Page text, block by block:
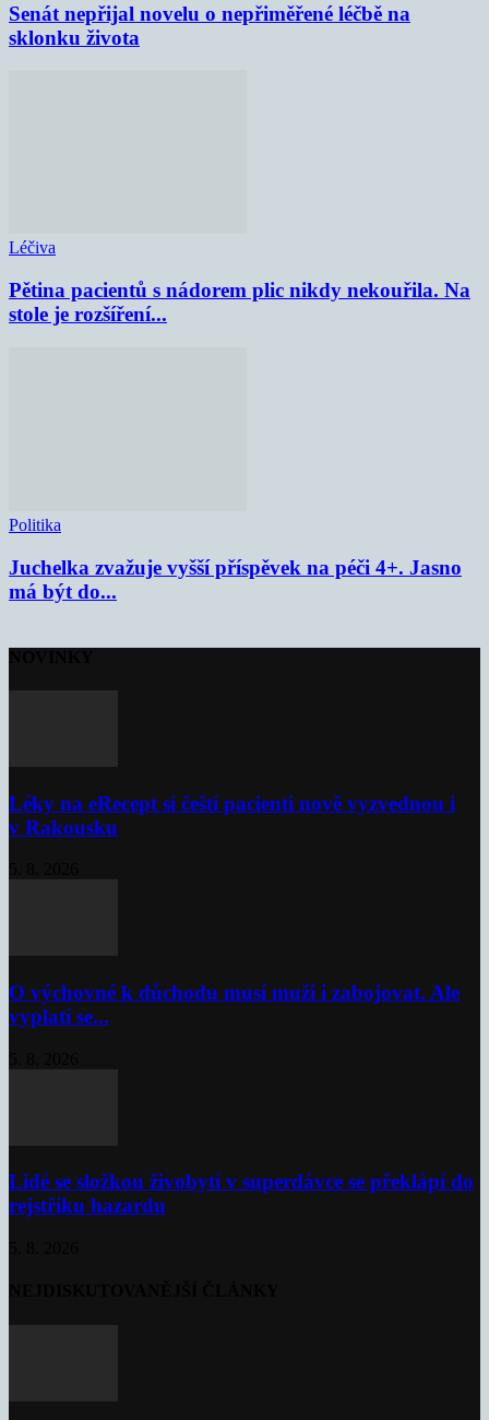
Senát nepřijal novelu o nepřiměřené léčbě na
sklonku života
Léčiva
Pětina pacientů s nádorem plic nikdy nekouřila. Na
stole je rozšíření...
Politika
Juchelka zvažuje vyšší příspěvek na péči 4+. Jasno
má být do...
Léky na eRecept si čeští pacienti nově vyzvednou i
v Rakousku
O výchovné k důchodu musí muži i zabojovat. Ale
vyplatí se...
Lidé se složkou živobytí v superdávce se překlápí do
rejstříku hazardu